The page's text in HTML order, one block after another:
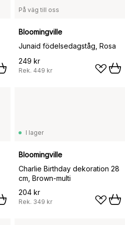
På väg till oss
Bloomingville
Junaid födelsedagståg, Rosa
249 kr
Rek. 449 kr
I lager
Bloomingville
Charlie Birthday dekoration 28
cm, Brown-multi
204 kr
Rek. 349 kr